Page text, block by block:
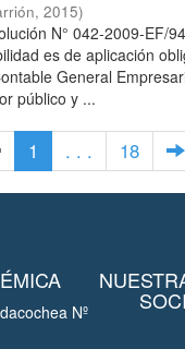
, 2015)
N° 042-2009-EF/
es de aplicación
General
público y ...
1 . . . 18
Nº